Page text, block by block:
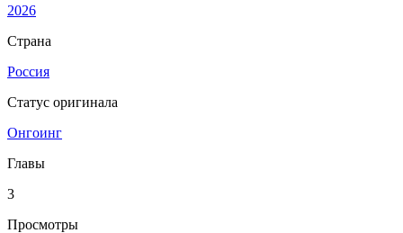
2026
Страна
Россия
Статус оригинала
Онгоинг
Главы
3
Просмотры